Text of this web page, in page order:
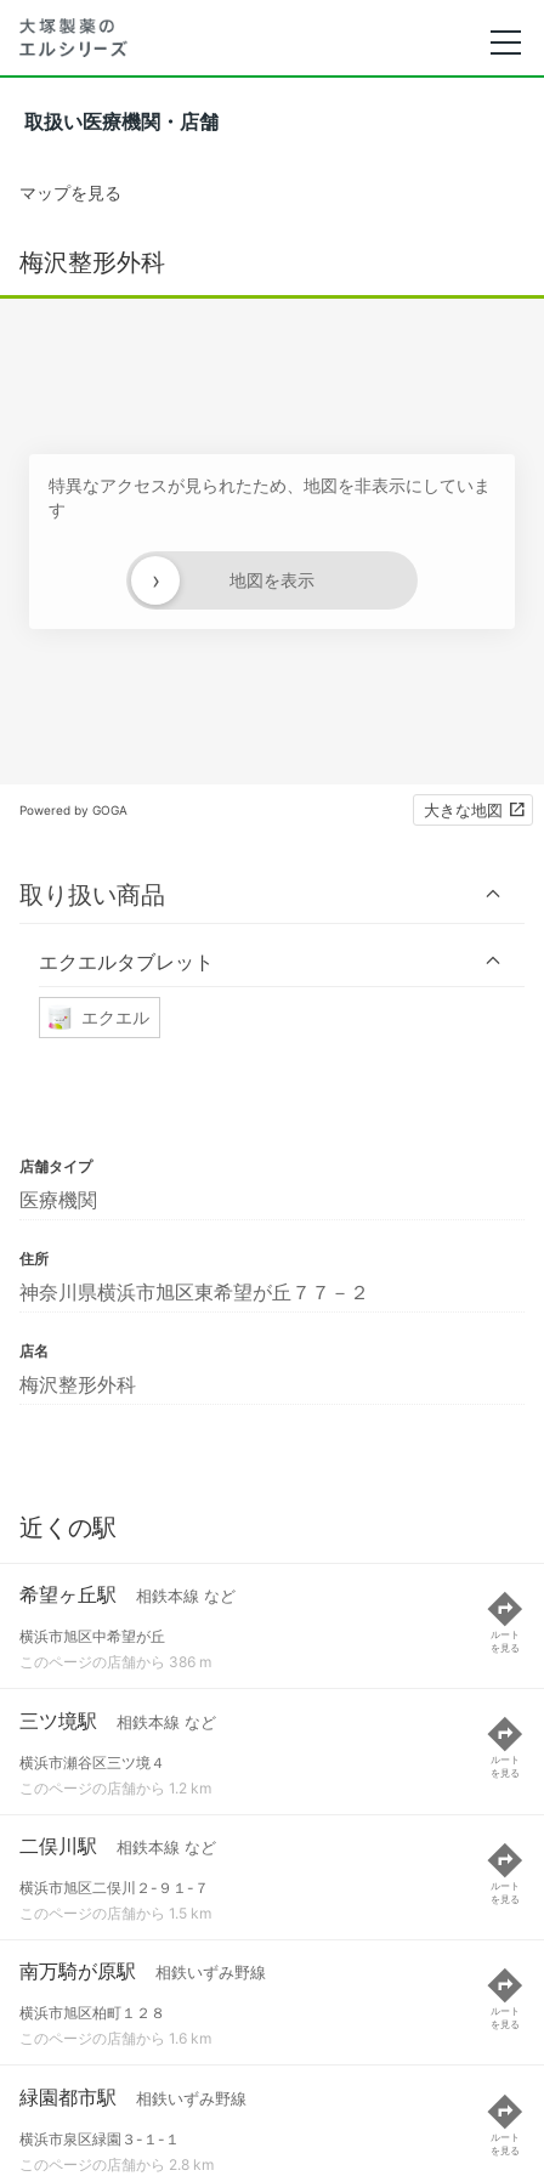
取扱い医療機関・店舗
マップを見る
梅沢整形外科
特異なアクセスが見られたため、地図を非表示にしていま
す
地図を表示
›
Powered by GOGA 大きな地図
取り扱い商品
エクエルタブレット
エクエル
店舗タイプ
医療機関
住所
神奈川県横浜市旭区東希望が丘７７－２
店名
梅沢整形外科
近くの駅
希望ヶ丘駅 相鉄本線 など
横浜市旭区中希望が丘
このページの店舗から 386 m
ルート
を見る
三ツ境駅 相鉄本線 など
横浜市瀬谷区三ツ境４
このページの店舗から 1.2 km
ルート
を見る
二俣川駅 相鉄本線 など
横浜市旭区二俣川２-９１-７
このページの店舗から 1.5 km
ルート
を見る
南万騎が原駅 相鉄いずみ野線
横浜市旭区柏町１２８
このページの店舗から 1.6 km
ルート
を見る
緑園都市駅 相鉄いずみ野線
横浜市泉区緑園３-１-１
このページの店舗から 2.8 km
ルート
を見る